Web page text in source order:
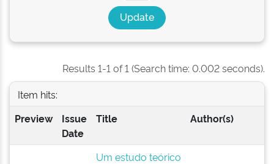
Results 1-1 of 1 (Search time: 0.002 seconds).
Item hits:
Preview
Issue
Date
Title Author(s)
Um estudo teórico